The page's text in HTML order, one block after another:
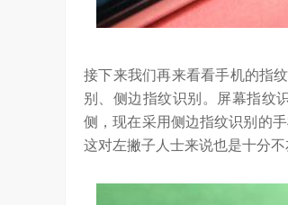
接下来我们再来看看手机的指
别、侧边指纹识别。屏幕指纹
侧，现在采用侧边指纹识别的
这对左撇子人士来说也是十分不